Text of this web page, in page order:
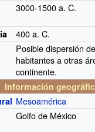
3000-1500 a. C.
400 a. C.
Posible dispersión
habitantes a otras
continente.
Información
Mesoamérica
Golfo de México